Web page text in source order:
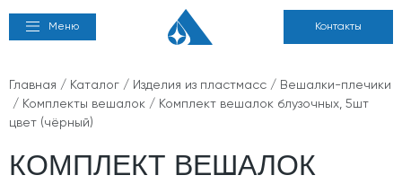
Меню Контакты
Главная / Каталог / Изделия из пластмасс / Вешалки-плечики
/ Комплекты вешалок / Комплект вешалок блузочных, 5шт
цвет (чёрный)
КОМПЛЕКТ ВЕШАЛОК